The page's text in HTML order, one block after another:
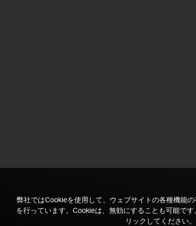
弊社ではCookieを使用して、ウェブサイトの各種機能
を行っています。Cookieは、無効にすることも可能で
リックしてください。